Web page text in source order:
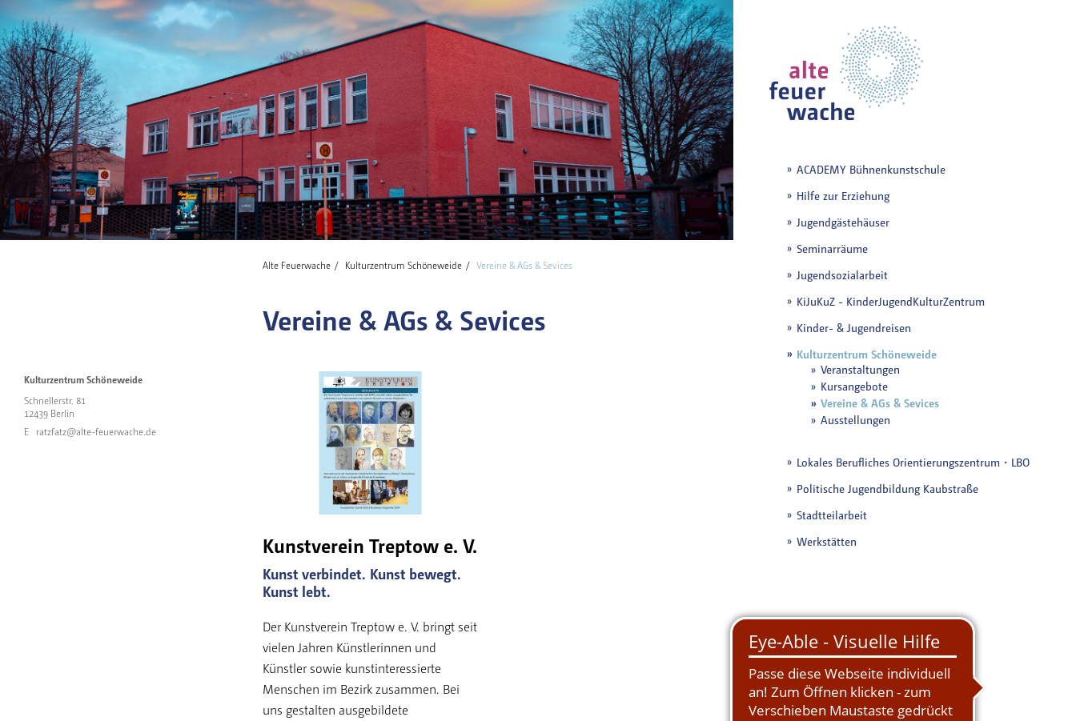
Kulturzentrum Schöneweide
Schnellerstr. 81
12439 Berlin
E
ratzfatz@alte-feuerwache.de
Alte Feuerwache Kulturzentrum Schöneweide Vereine & AGs & Sevices
Vereine & AGs & Sevices
Kunstverein Treptow e. V.
Kunst verbindet. Kunst bewegt.
Kunst lebt.
Der Kunstverein Treptow e. V. bringt seit
vielen Jahren Künstlerinnen und
Künstler sowie kunstinteressierte
Menschen im Bezirk zusammen. Bei
uns gestalten ausgebildete
ACADEMY Bühnenkunstschule
Hilfe zur Erziehung
Jugendgästehäuser
Seminarräume
Jugendsozialarbeit
KiJuKuZ - KinderJugendKulturZentrum
Kinder- & Jugendreisen
Kulturzentrum Schöneweide
Veranstaltungen
Kursangebote
Vereine & AGs & Sevices
Ausstellungen
Lokales Berufliches Orientierungszentrum・LBO
Politische Jugendbildung Kaubstraße
Stadtteilarbeit
Werkstätten